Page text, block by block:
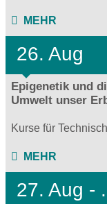
MEHR
26. Aug
Epigenetik und
Umwelt unser
Kurse für
MEHR
27. Aug - .